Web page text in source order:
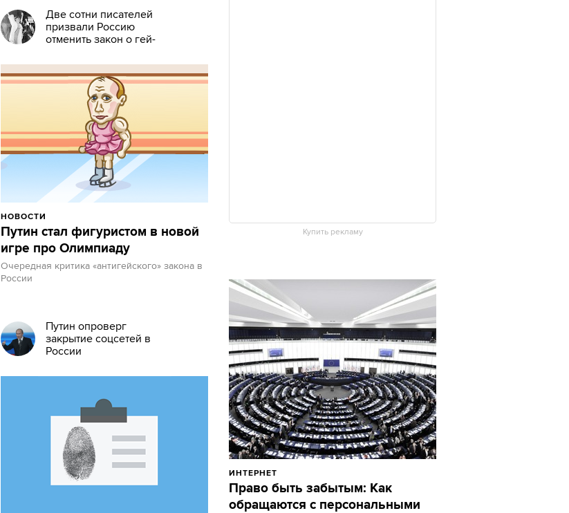
Купить рекламу
ИНТЕРНЕТ
Право быть забытым: Как
обращаются с персональными
Две сотни писателей
призвали Россию
отменить закон о гей-
НОВОСТИ
Путин стал фигуристом в новой
игре про Олимпиаду
Очередная критика «антигейского» закона в
России
Путин опроверг
закрытие соцсетей в
России